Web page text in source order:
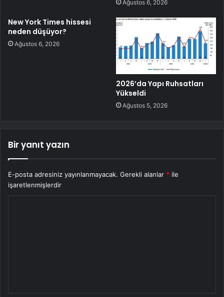
Ağustos 6, 2026
New York Times hissesi
neden düşüyor?
Ağustos 6, 2026
2026’da Yapı Ruhsatları
Yükseldi
Ağustos 5, 2026
Bir yanıt yazın
E-posta adresiniz yayınlanmayacak. Gerekli alanlar * ile
işaretlenmişlerdir